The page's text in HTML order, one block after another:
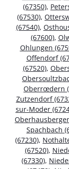
(67350),
(67530),
(67540),
(67600),
Ohlungen
Offendorf
(67520),
Oberrœdern
Zutzendorf
sur-Moder
Spachbach
(67230),
(67520),
(67330),